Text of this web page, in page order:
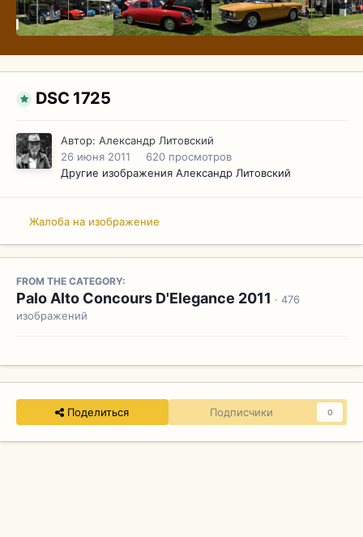
DSC 1725
Автор: Александр Литовский
26 июня 2011
620 просмотров
Другие изображения Александр Литовский
Жалоба на изображение
FROM THE CATEGORY:
Palo Alto Concours D'Elegance 2011 · 476
изображений
Поделиться Подписчики 0